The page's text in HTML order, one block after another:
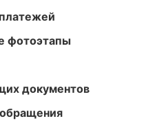
фотоэтапы
документов